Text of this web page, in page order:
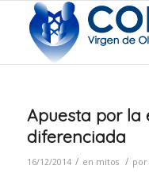
Apuesta por la
diferenciada
16/12/2014 / en mitos / por